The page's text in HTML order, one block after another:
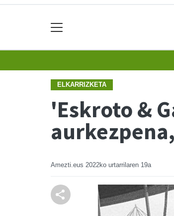
ELKARRIZKETA
'Eskroto &
Amezti.eus 2022ko urtarrilaren 19a